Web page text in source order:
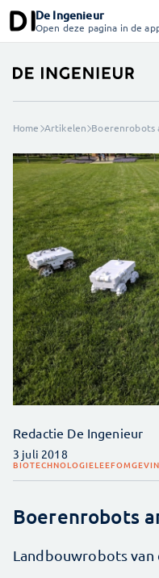
De Ingenieur
Open deze pagina in de
Home Artikelen Boerenrobots
Redactie De Ingenieur
3 juli 2018
BIOTECHNOLOGIE
Boerenrobots
Landbouwrobots